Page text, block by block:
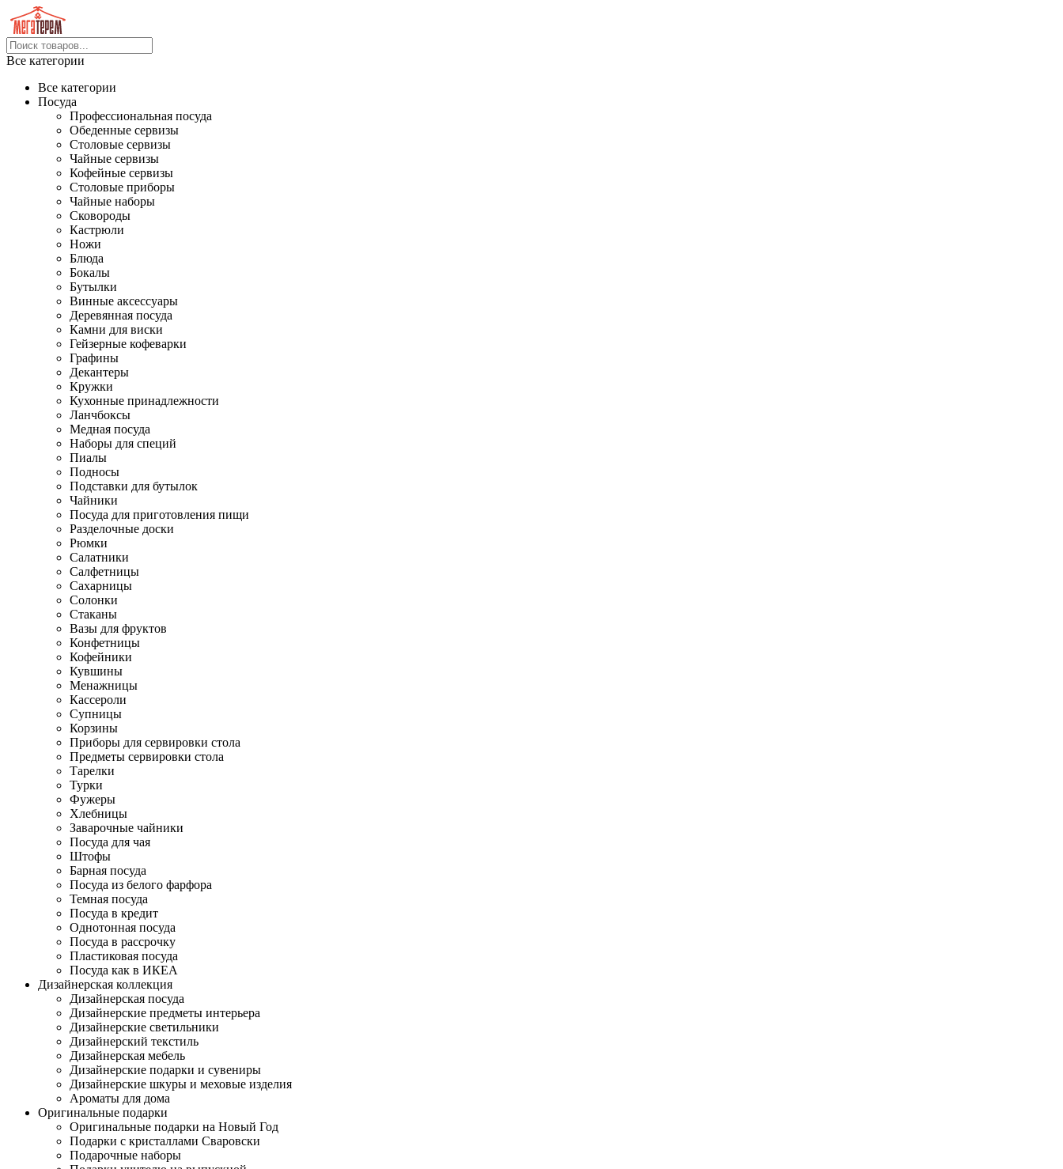
Все категории
Все категории
Посуда
Профессиональная посуда
Обеденные сервизы
Столовые сервизы
Чайные сервизы
Кофейные сервизы
Столовые приборы
Чайные наборы
Сковороды
Кастрюли
Ножи
Блюда
Бокалы
Бутылки
Винные аксессуары
Деревянная посуда
Камни для виски
Гейзерные кофеварки
Графины
Декантеры
Кружки
Кухонные принадлежности
Ланчбоксы
Медная посуда
Наборы для специй
Пиалы
Подносы
Подставки для бутылок
Чайники
Посуда для приготовления пищи
Разделочные доски
Рюмки
Салатники
Салфетницы
Сахарницы
Солонки
Стаканы
Вазы для фруктов
Конфетницы
Кофейники
Кувшины
Менажницы
Кассероли
Супницы
Корзины
Приборы для сервировки стола
Предметы сервировки стола
Тарелки
Турки
Фужеры
Хлебницы
Заварочные чайники
Посуда для чая
Штофы
Барная посуда
Посуда из белого фарфора
Темная посуда
Посуда в кредит
Однотонная посуда
Посуда в рассрочку
Пластиковая посуда
Посуда как в ИКЕА
Дизайнерская коллекция
Дизайнерская посуда
Дизайнерские предметы интерьера
Дизайнерские светильники
Дизайнерский текстиль
Дизайнерская мебель
Дизайнерские подарки и сувениры
Дизайнерские шкуры и меховые изделия
Ароматы для дома
Оригинальные подарки
Оригинальные подарки на Новый Год
Подарки с кристаллами Сваровски
Подарочные наборы